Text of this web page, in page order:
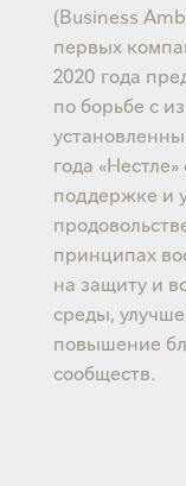
(Business
первых
2020 года
по борьбе с
года
поддержке и
принципах
на защиту и
среды,
повышение
сообществ.